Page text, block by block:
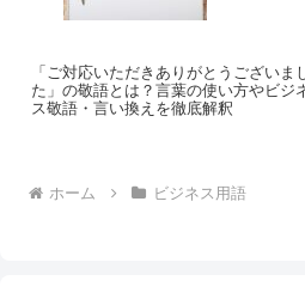
「ご対応いただきありがとうございま
た」の敬語とは？言葉の使い方やビジ
ス敬語・言い換えを徹底解釈
ホーム ビジネス用語